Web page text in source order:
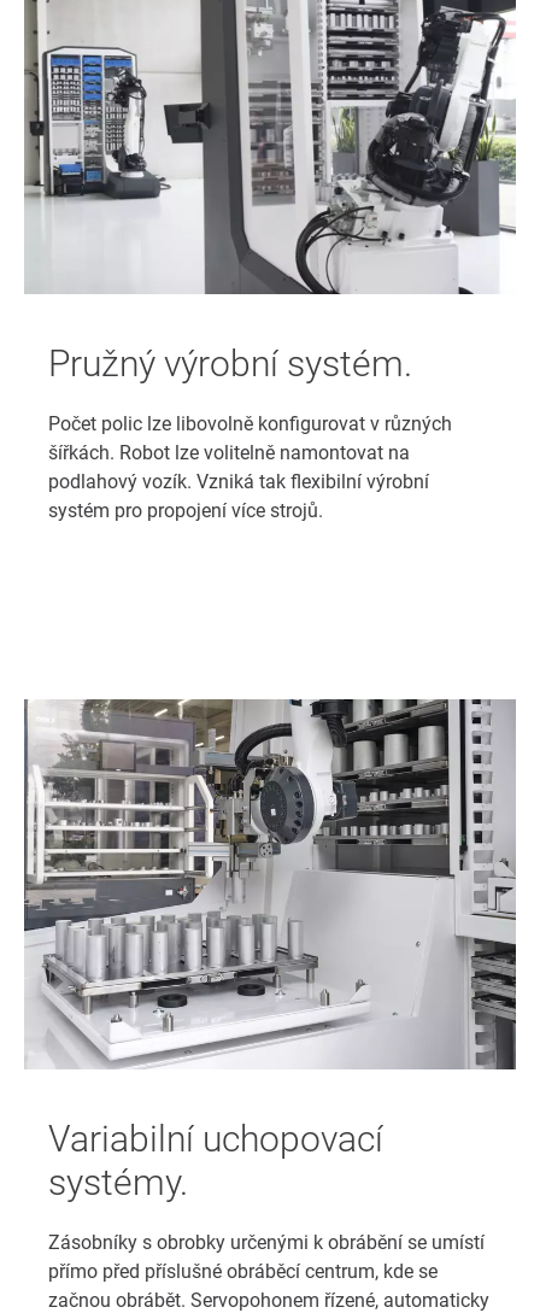
Pružný výrobní systém.
Počet polic lze libovolně konfigurovat v různých
šířkách. Robot lze volitelně namontovat na
podlahový vozík. Vzniká tak flexibilní výrobní
systém pro propojení více strojů.
Variabilní uchopovací
systémy.
Zásobníky s obrobky určenými k obrábění se umístí
přímo před příslušné obráběcí centrum, kde se
začnou obrábět. Servopohonem řízené, automaticky